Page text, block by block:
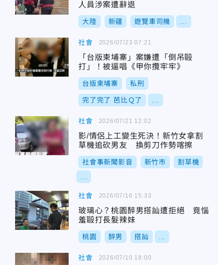
人員涉案遭辭退
大陸 新疆 遊覽車司機
社會
「台版柬埔寨」案嫌遭「倒吊毆
打」！被逼唱《甲你攬牢牢》
台版柬埔寨 私刑
完了完了 芭比Ｑ了
2026/07/23 07:21
社會
影/情侶上工變生死決！新竹女拿割
草機追砍男友 換剪刀作勢喀擦
社會事新聞影音 新竹市 割草機
2026/07/21 12:02
社會
玻璃心？桃園醉男搭訕遭拒絕 竟惱
羞毆打長髮辣妹
桃園 醉男 搭訕
2026/07/16 15:33
社會 2026/07/10 18:00